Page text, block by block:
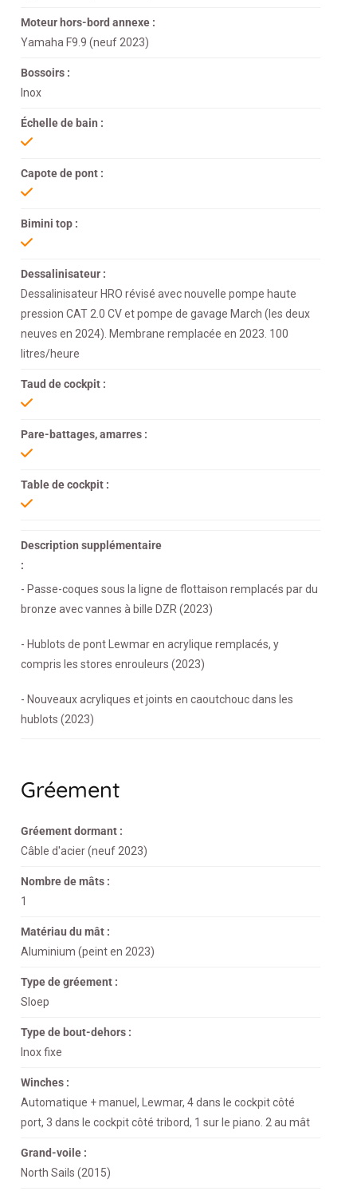
Moteur hors-bord annexe :
Yamaha F9.9 (neuf 2023)
Bossoirs :
Inox
Échelle de bain :
Capote de pont :
Bimini top :
Dessalinisateur :
Dessalinisateur HRO révisé avec nouvelle pompe haute
pression CAT 2.0 CV et pompe de gavage March (les deux
neuves en 2024). Membrane remplacée en 2023. 100
litres/heure
Taud de cockpit :
Pare-battages, amarres :
Table de cockpit :
Description supplémentaire
:
- Passe-coques sous la ligne de flottaison remplacés par du
bronze avec vannes à bille DZR (2023)
- Hublots de pont Lewmar en acrylique remplacés, y
compris les stores enrouleurs (2023)
- Nouveaux acryliques et joints en caoutchouc dans les
hublots (2023)
Gréement
Gréement dormant :
Câble d'acier (neuf 2023)
Nombre de mâts :
1
Matériau du mât :
Aluminium (peint en 2023)
Type de gréement :
Sloep
Type de bout-dehors :
Inox fixe
Winches :
Automatique + manuel, Lewmar, 4 dans le cockpit côté
port, 3 dans le cockpit côté tribord, 1 sur le piano. 2 au mât
Grand-voile :
North Sails (2015)